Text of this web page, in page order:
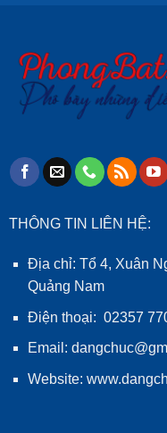
THÔNG TIN LIÊN HỆ:
Địa chỉ: Tổ 4, Xuân
Quảng Nam
Điện thoại: 02357
Email:
Website: